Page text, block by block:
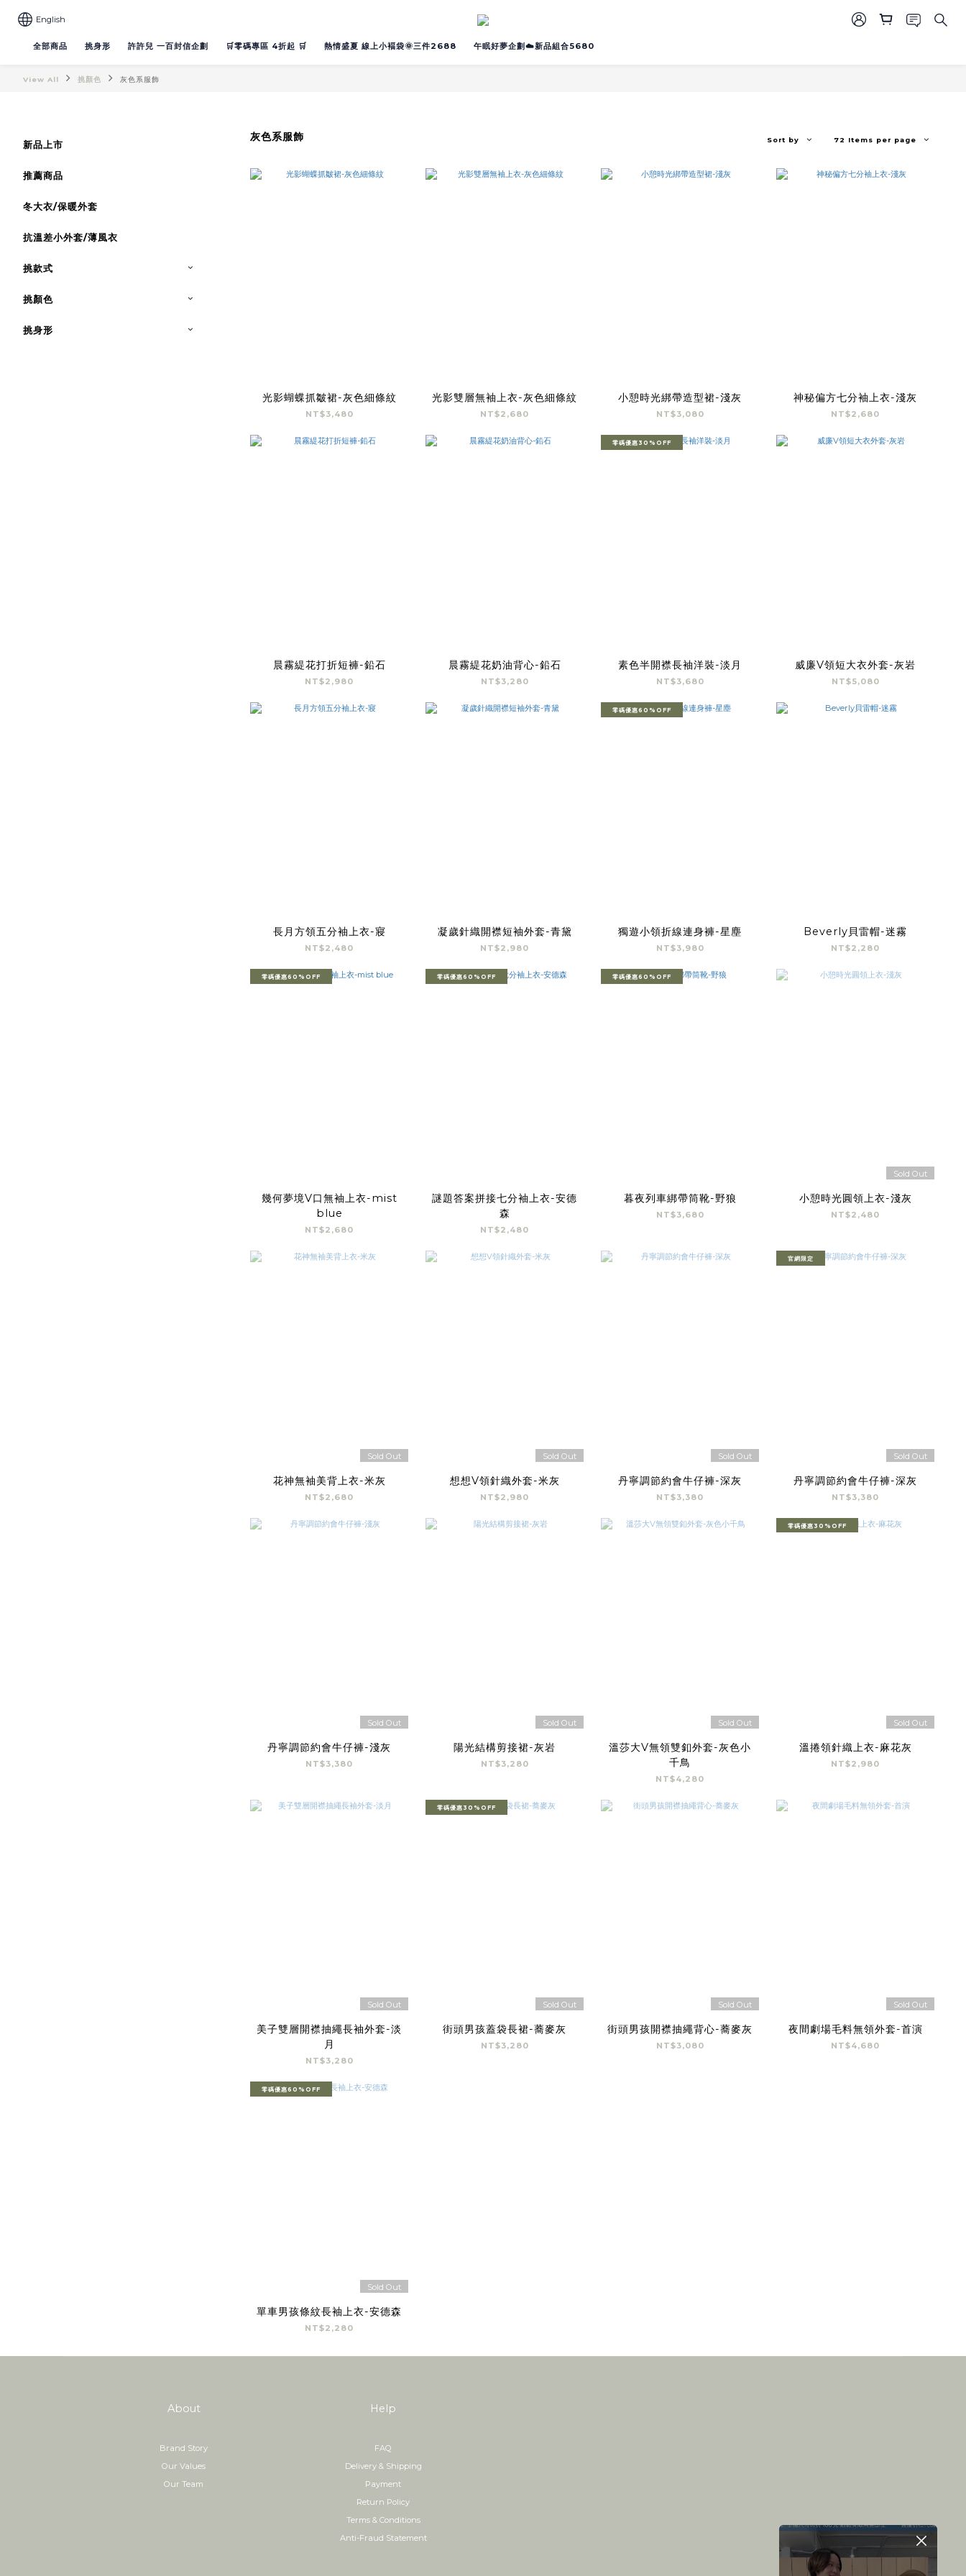
English
全部商品 挑身形 許許兒 一百封信企劃 🛒零碼專區 4折起 🛒 熱情盛夏 線上小褔袋🌞三件2688 午眠好夢企劃☁️新品組合5680
View All 挑顏色 灰色系服飾
新品上市
推薦商品
冬大衣/保暖外套
抗溫差小外套/薄風衣
挑款式
挑顏色
挑身形
灰色系服飾 Sort by 72 Items per page
光影蝴蝶抓皺裙-灰色細條紋
NT$3,480
光影雙層無袖上衣-灰色細條紋
NT$2,680
小憩時光綁帶造型裙-淺灰
NT$3,080
神秘偏方七分袖上衣-淺灰
NT$2,680
晨霧緹花打折短褲-鉛石
NT$2,980
晨霧緹花奶油背心-鉛石
NT$3,280
零碼優惠30%OFF
素色半開襟長袖洋裝-淡月
NT$3,680
威廉V領短大衣外套-灰岩
NT$5,080
長月方領五分袖上衣-寢
NT$2,480
凝歲針織開襟短袖外套-青黛
NT$2,980
零碼優惠60%OFF
獨遊小領折線連身褲-星塵
NT$3,980
Beverly貝雷帽-迷霧
NT$2,280
零碼優惠60%OFF
幾何夢境V口無袖上衣-mist
blue
NT$2,680
零碼優惠60%OFF
謎題答案拼接七分袖上衣-安德
森
NT$2,480
零碼優惠60%OFF
暮夜列車綁帶筒靴-野狼
NT$3,680
Sold Out
小憩時光圓領上衣-淺灰
NT$2,480
Sold Out
花神無袖美背上衣-米灰
NT$2,680
Sold Out
想想V領針織外套-米灰
NT$2,980
Sold Out
丹寧調節約會牛仔褲-深灰
NT$3,380
官網限定
Sold Out
丹寧調節約會牛仔褲-深灰
NT$3,380
Sold Out
丹寧調節約會牛仔褲-淺灰
NT$3,380
Sold Out
陽光結構剪接裙-灰岩
NT$3,280
Sold Out
溫莎大V無領雙釦外套-灰色小
千鳥
NT$4,280
零碼優惠30%OFF
Sold Out
溫捲領針織上衣-麻花灰
NT$2,980
Sold Out
美子雙層開襟抽繩長袖外套-淡
月
NT$3,280
零碼優惠30%OFF
Sold Out
街頭男孩蓋袋長裙-蕎麥灰
NT$3,280
Sold Out
街頭男孩開襟抽繩背心-蕎麥灰
NT$3,080
Sold Out
夜間劇場毛料無領外套-首演
NT$4,680
零碼優惠60%OFF
Sold Out
單車男孩條紋長袖上衣-安德森
NT$2,280
About
Brand Story
Our Values
Our Team
Help
FAQ
Delivery & Shipping
Payment
Return Policy
Terms & Conditions
Anti-Fraud Statement